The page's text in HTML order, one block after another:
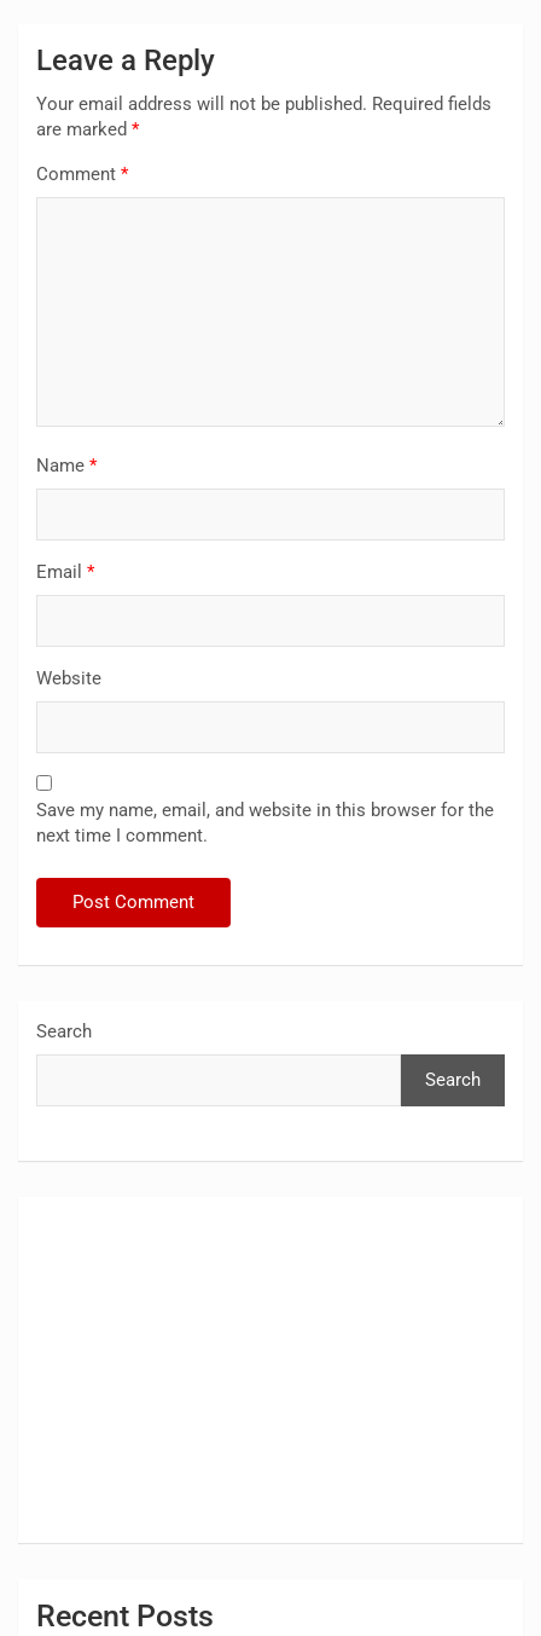
Leave a Reply
Your email address will not be published. Required fields
are marked *
Comment *
Name *
Email *
Website
Save my name, email, and website in this browser for the
next time I comment.
Search
Search
Recent Posts